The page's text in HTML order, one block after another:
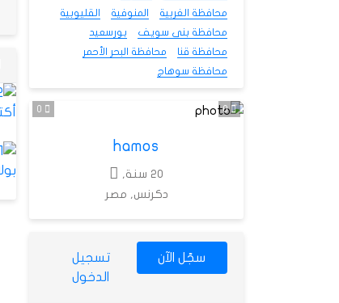
محافظة الغربية
المنوفية
القليوبية
محافظة بنى سويف
بورسعيد
محافظة قنا
محافظة البحر الأحمر
محافظة سوهاج
0
hamos
20 سنة,
دكرنس, مصر
سجّل الآن
تسجيل
الدخول